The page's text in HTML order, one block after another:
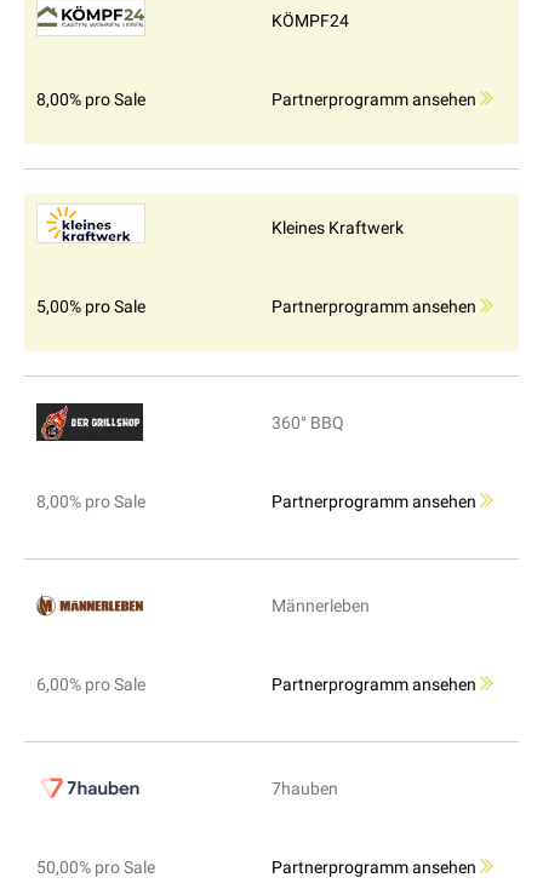
KÖMPF24
8,00% pro Sale Partnerprogramm ansehen
Kleines Kraftwerk
5,00% pro Sale Partnerprogramm ansehen
360° BBQ
8,00% pro Sale Partnerprogramm ansehen
Männerleben
6,00% pro Sale Partnerprogramm ansehen
7hauben
50,00% pro Sale Partnerprogramm ansehen